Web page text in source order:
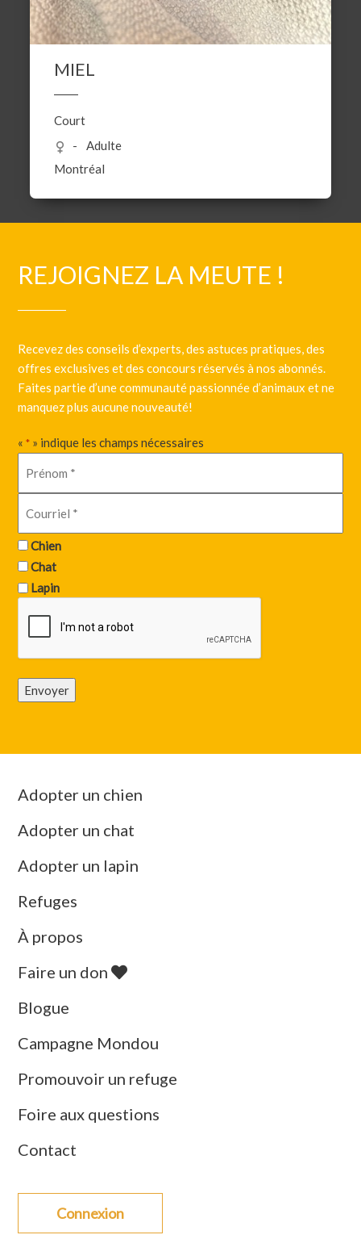
MIEL
Court
Adulte
Montréal
REJOIGNEZ LA MEUTE !
Recevez des conseils d’experts, des astuces pratiques, des
offres exclusives et des concours réservés à nos abonnés.
Faites partie d’une communauté passionnée d’animaux et ne
manquez plus aucune nouveauté!
«* » indique les champs nécessaires
Chien
Chat
Lapin
Envoyer
Adopter un chien
Adopter un chat
Adopter un lapin
Refuges
À propos
Faire un don
Blogue
Campagne Mondou
Promouvoir un refuge
Foire aux questions
Contact
Connexion